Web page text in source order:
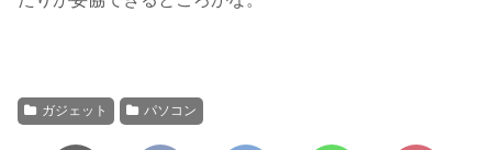
ガジェット パソコン